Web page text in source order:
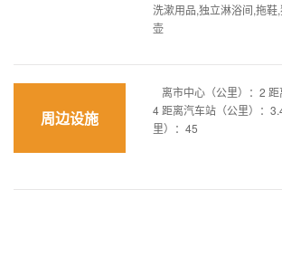
洗漱用品,独立淋浴间,拖鞋
壶
周边设施
离市中心（公里）：2 距
4 距离汽车站（公里）：
里）：45